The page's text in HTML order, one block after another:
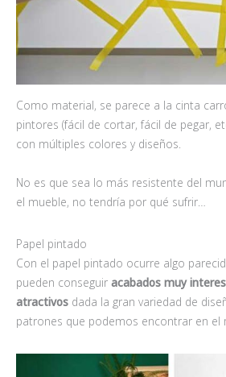
Como material, se parece a la cinta
pintores (fácil de cortar, fácil de pegar,
con múltiples colores y diseños.
No es que sea lo más resistente del
el mueble, no tendría por qué sufrir…
Papel pintado
Con el papel pintado ocurre algo
pueden conseguir acabados muy
atractivos dada la gran variedad de
patrones que podemos encontrar en el